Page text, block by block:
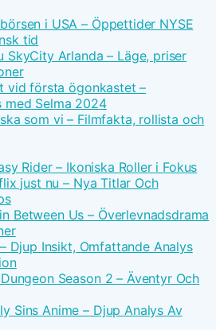
i USA – Öppettider NYSE
tid
SkyCity Arlanda – Läge, priser
vid första ögonkastet –
med Selma 2024
som vi – Filmfakta, rollista och
Rider – Ikoniska Roller i Fokus
just nu – Nya Titlar Och
Between Us – Överlevnadsdrama
Djup Insikt, Omfattande Analys
Season 2 – Äventyr Och
Sins Anime – Djup Analys Av